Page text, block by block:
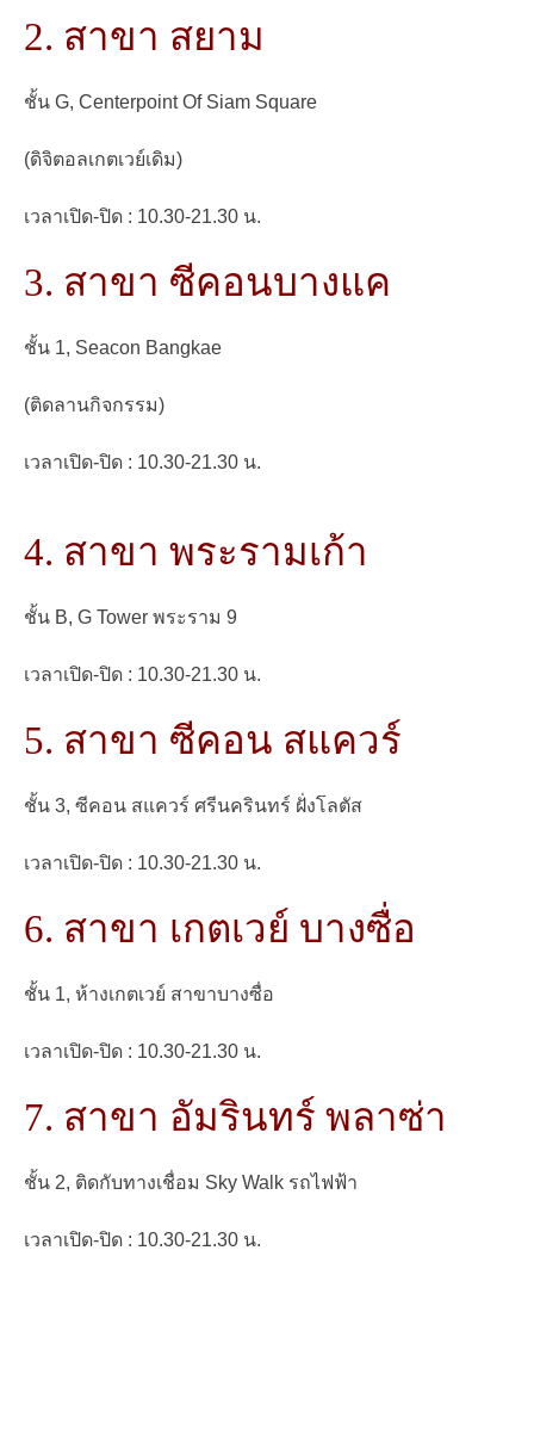
2. สาขา สยาม
ชั้น G, Centerpoint Of Siam Square
(ดิจิตอลเกตเวย์เดิม)
เวลาเปิด-ปิด : 10.30-21.30 น.
3. สาขา ซีคอนบางแค
ชั้น 1, Seacon Bangkae
(ติดลานกิจกรรม)
เวลาเปิด-ปิด : 10.30-21.30 น.
4. สาขา พระรามเก้า
ชั้น B, G Tower พระราม 9
เวลาเปิด-ปิด : 10.30-21.30 น.
5. สาขา ซีคอน สแควร์
ชั้น 3, ซีคอน สแควร์ ศรีนครินทร์ ฝั่งโลตัส
เวลาเปิด-ปิด : 10.30-21.30 น.
6. สาขา เกตเวย์ บางซื่อ
ชั้น 1, ห้างเกตเวย์ สาขาบางซื่อ
เวลาเปิด-ปิด : 10.30-21.30 น.
7. สาขา อัมรินทร์ พลาซ่า
ชั้น 2, ติดกับทางเชื่อม Sky Walk รถไฟฟ้า
เวลาเปิด-ปิด : 10.30-21.30 น.